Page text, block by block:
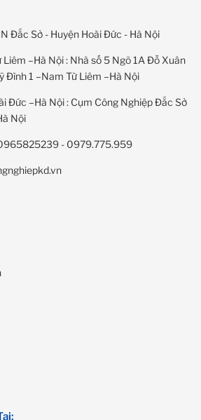
Đắc Sở - Huyện Hoài Đức - Hà Nội
Liêm –Hà Nội : Nhà số 5 Ngõ 1A Đỗ Xuân
Đình 1 –Nam Từ Liêm –Hà Nội
Đức –Hà Nội : Cụm Công Nghiệp Đắc Sở
Nội
- 0979.775.959